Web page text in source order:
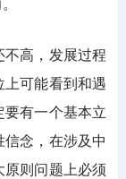
高，发展过程
可能看到和遇
有一个基本立
念，在涉及中
原则问题上必须